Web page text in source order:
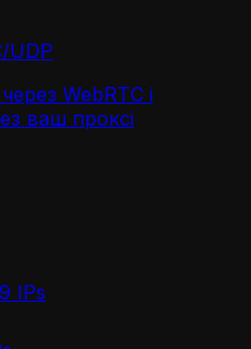
UDP
WebRTC і
ваш проксі
IPs